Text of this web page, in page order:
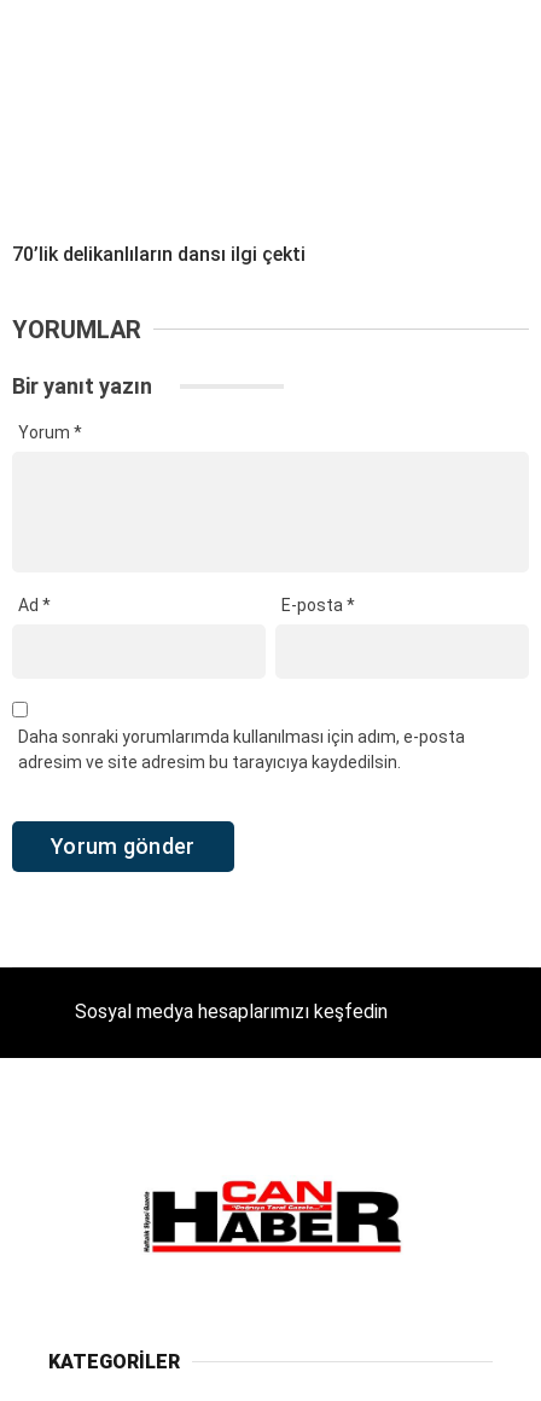
70’lik delikanlıların dansı ilgi çekti
YORUMLAR
Bir yanıt yazın
Yorum *
Ad * E-posta*
Daha sonraki yorumlarımda kullanılması için adım, e-posta
adresim ve site adresim bu tarayıcıya kaydedilsin.
Sosyal medya hesaplarımızı keşfedin
KATEGORİLER